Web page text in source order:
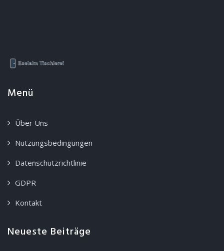
Menü
Über Uns
Nutzungsbedingungen
Datenschutzrichtlinie
GDPR
Kontakt
Neueste Beiträge